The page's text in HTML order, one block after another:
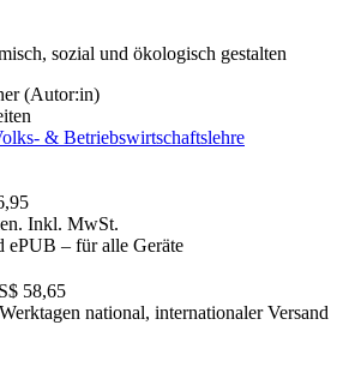
sozial und ökologisch gestalten
(Autor:in)
& Betriebswirtschaftslehre
Inkl. MwSt.
ePUB – für alle Geräte
58,65
national, internationaler Versand